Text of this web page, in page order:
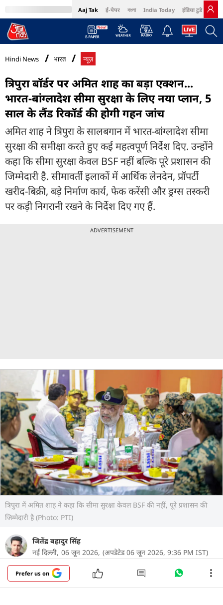
Aaj Tak ई-पेपर বাংলা India Today इंडिया टुडे हिंदी
MumbaiTak Cosmopolitan Harper's Bazaar Northeast
Hindi News भारत न्यूज़
त्रिपुरा बॉर्डर पर अमित शाह का बड़ा एक्शन...
भारत-बांग्लादेश सीमा सुरक्षा के लिए नया प्लान, 5
साल के लैंड रिकॉर्ड की होगी गहन जांच
अमित शाह ने त्रिपुरा के सालबगान में भारत-बांग्लादेश सीमा
सुरक्षा की समीक्षा करते हुए कई महत्वपूर्ण निर्देश दिए. उन्होंने
कहा कि सीमा सुरक्षा केवल BSF नहीं बल्कि पूरे प्रशासन की
जिम्मेदारी है. सीमावर्ती इलाकों में आर्थिक लेनदेन, प्रॉपर्टी
खरीद-बिक्री, बड़े निर्माण कार्य, फेक करेंसी और ड्रग्स तस्करी
पर कड़ी निगरानी रखने के निर्देश दिए गए हैं.
ADVERTISEMENT
त्रिपुरा में अमित शाह ने कहा कि सीमा सुरक्षा केवल BSF की नहीं, पूरे प्रशासन की
जिम्मेदारी है (Photo: PTI)
जितेंद्र बहादुर सिंह
नई दिल्ली, 06 जून 2026, (अपडेटेड 06 जून 2026, 9:36 PM IST)
Prefer us on